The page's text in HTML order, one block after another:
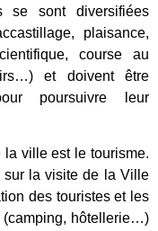
se sont diversifiées
plaisance,
course au
et doivent être
poursuivre leur
ville est le tourisme.
sur la visite de la Ville
des touristes et les
(camping, hôtellerie…)